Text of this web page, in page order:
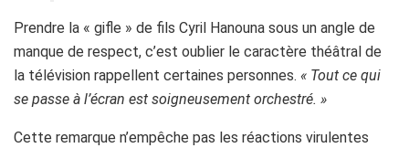
Prendre la « gifle » de fils Cyril Hanouna sous un angle de
manque de respect, c’est oublier le caractère théâtral de
la télévision rappellent certaines personnes. « Tout ce qui
se passe à l’écran est soigneusement orchestré. »
Cette remarque n’empêche pas les réactions virulentes